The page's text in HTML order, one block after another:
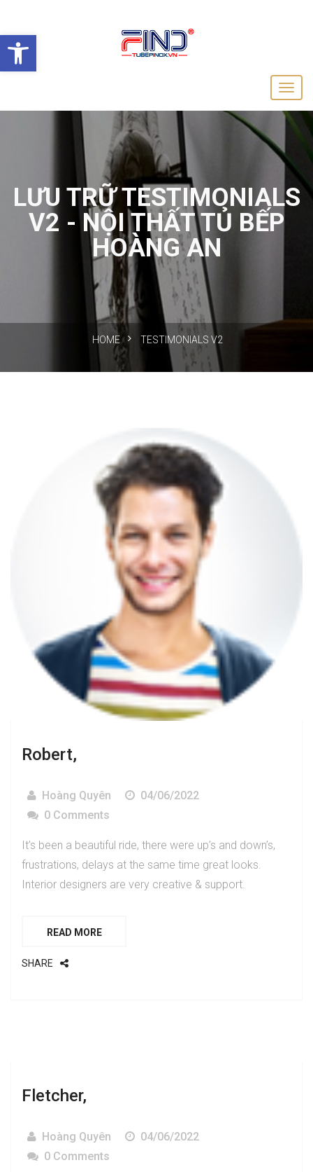
LƯU TRỮ TESTIMONIALS
V2 - NỘI THẤT TỦ BẾP
HOÀNG AN
HOME TESTIMONIALS V2
Robert,
Hoàng Quyên
04/06/2022
0 Comments
It’s been a beautiful ride, there were up’s and down’s,
frustrations, delays at the same time great looks.
Interior designers are very creative & support.
READ MORE
SHARE
Fletcher,
Hoàng Quyên
04/06/2022
0 Comments
Open toolbar